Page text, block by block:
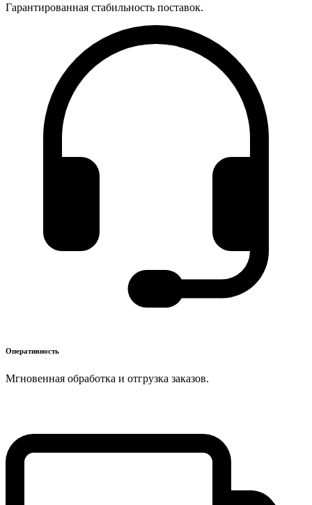
Гарантированная стабильность поставок.
Оперативность
Мгновенная обработка и отгрузка заказов.